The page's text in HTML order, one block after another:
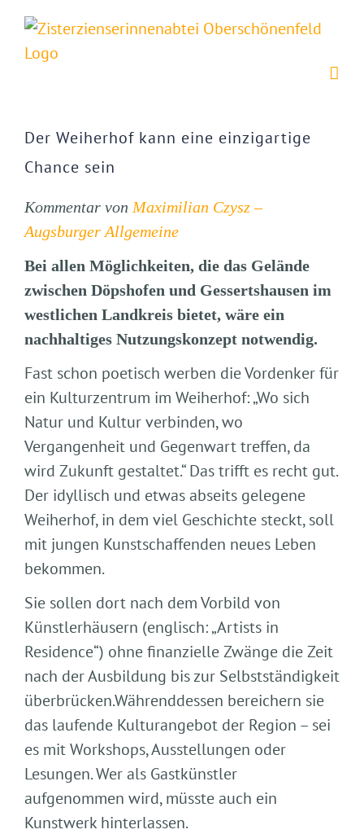
Zum
Inhalt
springen
grösseres
Bild
Der Weiherhof kann eine einzigartige
Chance sein
Kommentar von Maximilian Czysz –
Augsburger Allgemeine
Bei allen Möglichkeiten, die das Gelände
zwischen Döpshofen und Gessertshausen im
westlichen Landkreis bietet, wäre ein
nachhaltiges Nutzungskonzept notwendig.
Fast schon poetisch werben die Vordenker für
ein Kulturzentrum im Weiherhof: „Wo sich
Natur und Kultur verbinden, wo
Vergangenheit und Gegenwart treffen, da
wird Zukunft gestaltet.“ Das trifft es recht gut.
Der idyllisch und etwas abseits gelegene
Weiherhof, in dem viel Geschichte steckt, soll
mit jungen Kunstschaffenden neues Leben
bekommen.
Sie sollen dort nach dem Vorbild von
Künstlerhäusern (englisch: „Artists in
Residence“) ohne finanzielle Zwänge die Zeit
nach der Ausbildung bis zur Selbstständigkeit
überbrücken.Währenddessen bereichern sie
das laufende Kulturangebot der Region – sei
es mit Workshops, Ausstellungen oder
Lesungen. Wer als Gastkünstler
aufgenommen wird, müsste auch ein
Kunstwerk hinterlassen.